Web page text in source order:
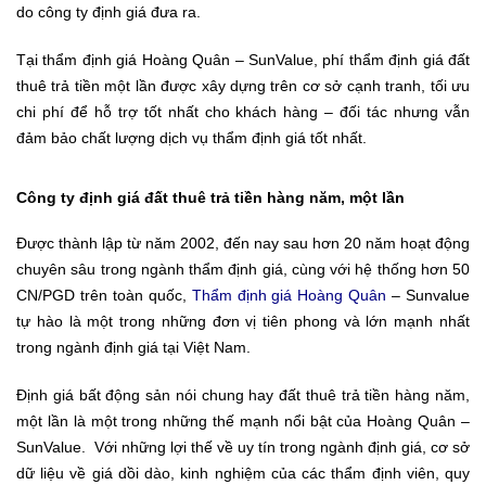
do công ty định giá đưa ra.
Tại thẩm định giá Hoàng Quân – SunValue, phí thẩm định giá đất
thuê trả tiền một lần được xây dựng trên cơ sở cạnh tranh, tối ưu
chi phí để hỗ trợ tốt nhất cho khách hàng – đối tác nhưng vẫn
đảm bảo chất lượng dịch vụ thẩm định giá tốt nhất.
Công ty định giá đất thuê trả tiền hàng năm, một lần
Được thành lập từ năm 2002, đến nay sau hơn 20 năm hoạt động
chuyên sâu trong ngành thẩm định giá, cùng với hệ thống hơn 50
CN/PGD trên toàn quốc, Thẩm định giá Hoàng Quân – Sunvalue
tự hào là một trong những đơn vị tiên phong và lớn mạnh nhất
trong ngành định giá tại Việt Nam.
Định giá bất động sản nói chung hay đất thuê trả tiền hàng năm,
một lần là một trong những thế mạnh nổi bật của Hoàng Quân –
SunValue. Với những lợi thế về uy tín trong ngành định giá, cơ sở
dữ liệu về giá dồi dào, kinh nghiệm của các thẩm định viên, quy